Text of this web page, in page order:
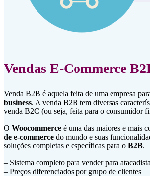
Vendas E-Commerce
Venda B2B é aquela feita de uma empresa
business. A venda B2B tem diversas
venda B2C (ou seja, feita para o consumidor
O Woocommerce é uma das maiores e mais
de e-commerce do mundo e suas
soluções completas e específicas para o B2B.
– Sistema completo para vender para
– Preços diferenciados por grupo de clientes